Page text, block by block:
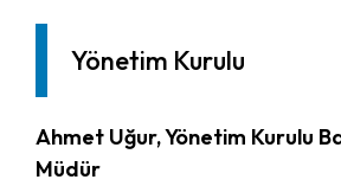
Yönetim Kurulu
Ahmet Uğur, Yönetim Kurulu
Müdür